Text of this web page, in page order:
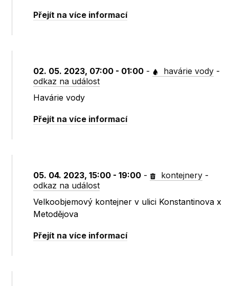
Přejít na více informací
02. 05. 2023, 07:00 - 01:00 - havárie vody -
odkaz na událost
Havárie vody
Přejít na více informací
05. 04. 2023, 15:00 - 19:00 - kontejnery -
odkaz na událost
Velkoobjemový kontejner v ulici Konstantinova x
Metodějova
Přejít na více informací